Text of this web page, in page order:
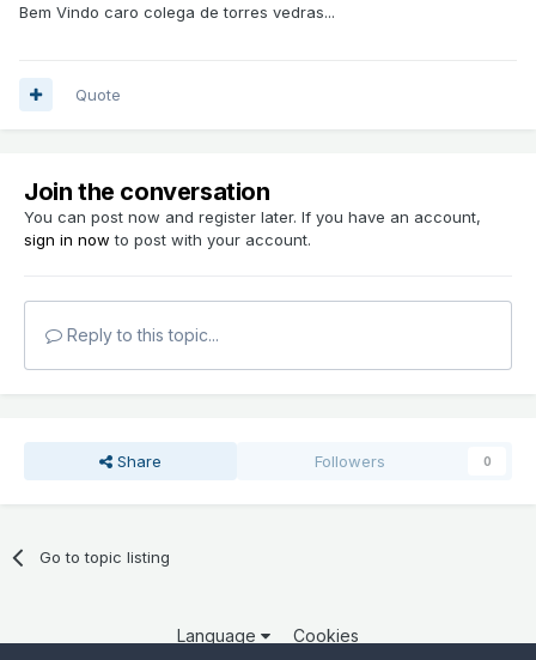
Bem Vindo caro colega de torres vedras...
Quote
Join the conversation
You can post now and register later. If you have an account,
sign in now to post with your account.
Reply to this topic...
Share Followers 0
Go to topic listing
Language Cookies